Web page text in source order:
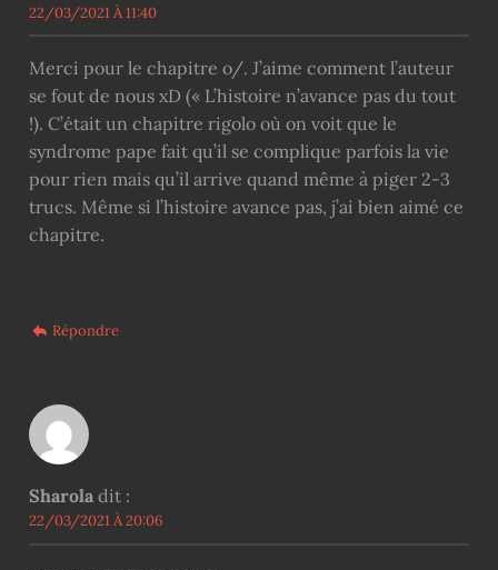
22/03/2021 À 11:40
Merci pour le chapitre o/. J’aime comment l’auteur
se fout de nous xD (« L’histoire n’avance pas du tout
!). C’était un chapitre rigolo où on voit que le
syndrome pape fait qu’il se complique parfois la vie
pour rien mais qu’il arrive quand même à piger 2-3
trucs. Même si l’histoire avance pas, j’ai bien aimé ce
chapitre.
Répondre
Sharola dit :
22/03/2021 À 20:06